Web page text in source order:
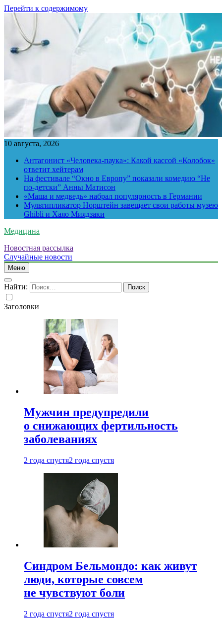
Перейти к содержимому
10 августа, 2026
Антагонист «Человека-паука»: Какой кассой «Колобок»
ответит хейтерам
На фестивале “Окно в Европу” показали комедию “Не
по-детски” Анны Матисон
«Маша и медведь» набрал популярность в Германии
Мультипликатор Норштейн завещает свои работы музею
Ghibli и Хаяо Миядзаки
Медицина
Новостная рассылка
Случайные новости
Меню
Найти:
Заголовки
Мужчин предупредили
о снижающих фертильность
заболеваниях
2 года спустя2 года спустя
Синдром Бельмондо: как живут
люди, которые совсем
не чувствуют боли
2 года спустя2 года спустя